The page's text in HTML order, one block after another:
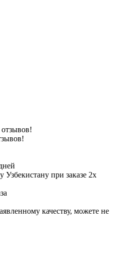
Узбекистану при заказе 2х
качеству, можете не